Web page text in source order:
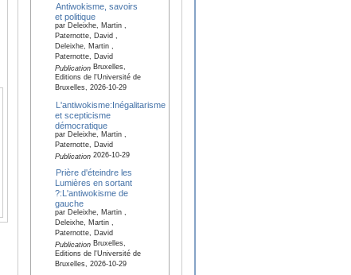
Antiwokisme, savoirs
et politique
par Deleixhe, Martin ,
Paternotte, David ,
Deleixhe, Martin ,
Paternotte, David
PublicationBruxelles,
Editions de l'Université de
Bruxelles, 2026-10-29
L'antiwokisme:Inégalitarisme
et scepticisme
démocratique
par Deleixhe, Martin ,
Paternotte, David
Publication2026-10-29
Prière d'éteindre les
Lumières en sortant
?:L'antiwokisme de
gauche
par Deleixhe, Martin ,
Deleixhe, Martin ,
Paternotte, David
PublicationBruxelles,
Editions de l'Université de
Bruxelles, 2026-10-29